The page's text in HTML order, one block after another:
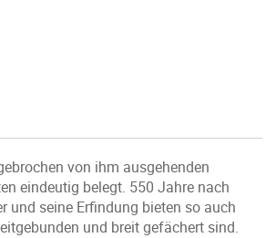
von ihm ausgehenden
eindeutig belegt. 550 Jahre nach
und seine Erfindung bieten so auch
und breit gefächert sind.